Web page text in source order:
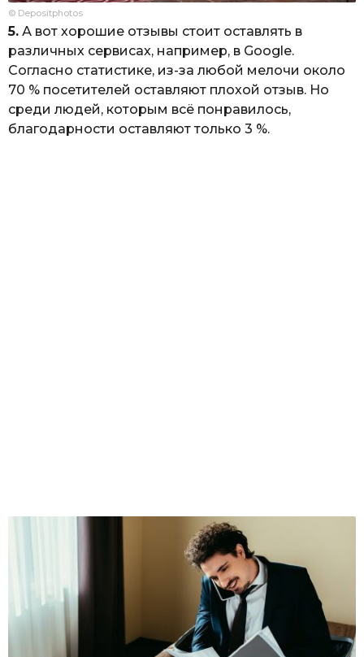
© Depositphotos
5. А вот хорошие отзывы стоит оставлять в
различных сервисах, например, в Google.
Согласно статистике, из-за любой мелочи около
70 % посетителей оставляют плохой отзыв. Но
среди людей, которым всё понравилось,
благодарности оставляют только 3 %.